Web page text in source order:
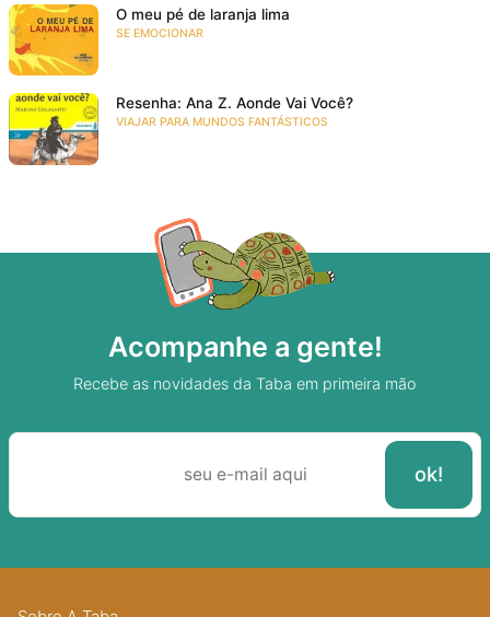
O meu pé de laranja lima
SE EMOCIONAR
Resenha: Ana Z. Aonde Vai Você?
VIAJAR PARA MUNDOS FANTÁSTICOS
Acompanhe a gente!
Recebe as novidades da Taba em primeira mão